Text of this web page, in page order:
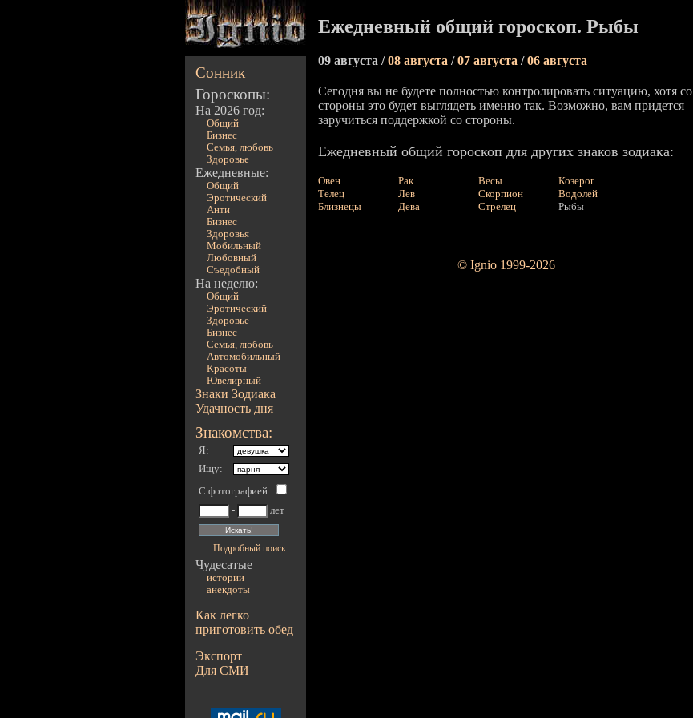
Сонник
Гороскопы:
На 2026 год:
Общий
Бизнес
Семья, любовь
Здоровье
Ежедневные:
Общий
Эротический
Анти
Бизнес
Здоровья
Мобильный
Любовный
Съедобный
На неделю:
Общий
Эротический
Здоровье
Бизнес
Семья, любовь
Автомобильный
Красоты
Ювелирный
Знаки Зодиака
Удачность дня
Знакомства:
Я:
Ищу:
С фотографией:
-
лет
Подробный поиск
Чудесатые
истории
анекдоты
Как легко
приготовить обед
Экспорт
Для СМИ
Ежедневный общий гороскоп. Рыбы
09 августа /08 августа /07 августа /06 августа
Сегодня вы не будете полностью контролировать ситуацию, хотя со
стороны это будет выглядеть именно так. Возможно, вам придется
заручиться поддержкой со стороны.
Ежедневный общий гороскоп для других знаков зодиака:
Овен
Телец
Близнецы
Рак
Лев
Дева
Весы
Скорпион
Стрелец
Козерог
Водолей
Рыбы
© Ignio 1999-2026